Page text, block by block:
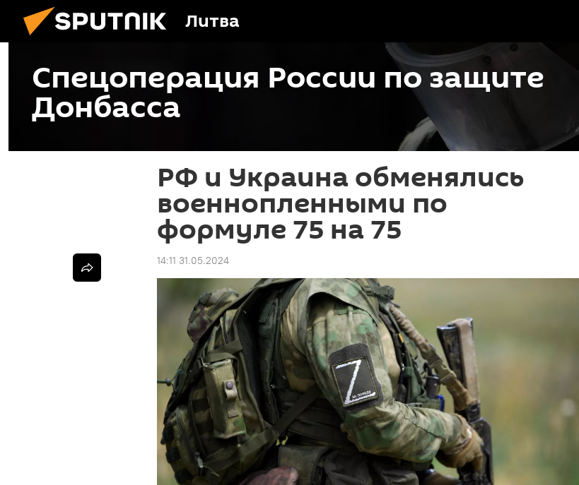
Литва
Спецоперация России по защите
Донбасса
РФ и Украина обменялись
военнопленными по
формуле 75 на 75
14:11 31.05.2024